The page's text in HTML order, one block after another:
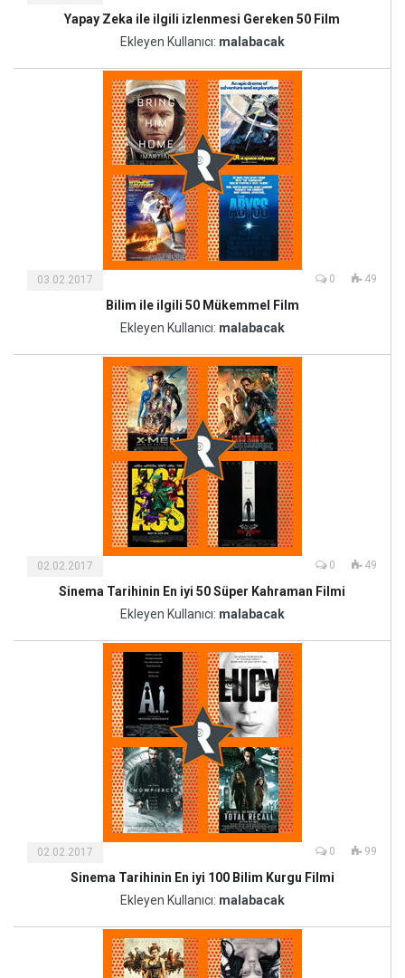
Yapay Zeka ile ilgili izlenmesi Gereken 50 Film
Ekleyen Kullanıcı: malabacak
Kültür
03.02.2017 0 49
Bilim ile ilgili 50 Mükemmel Film
Ekleyen Kullanıcı: malabacak
02.02.2017 0 49
Sinema Tarihinin En iyi 50 Süper Kahraman Filmi
Ekleyen Kullanıcı: malabacak
Kültür
02.02.2017 0 99
Sinema Tarihinin En iyi 100 Bilim Kurgu Filmi
Ekleyen Kullanıcı: malabacak